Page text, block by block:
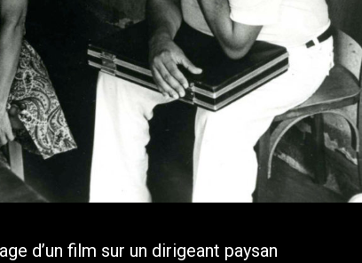
d’un film sur un dirigeant paysan